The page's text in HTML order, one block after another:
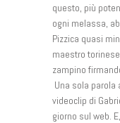
questo, più
ogni melassa,
Pizzica quasi
maestro
zampino
Una sola parola
videoclip di
giorno sul web.